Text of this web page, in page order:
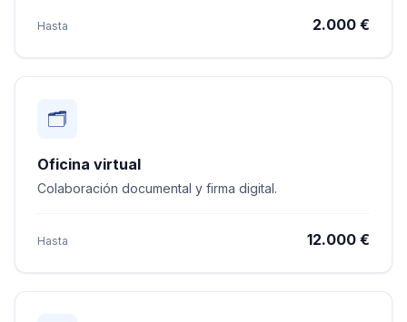
Hasta 2.000 €
🗂️
Oficina virtual
Colaboración documental y firma digital.
Hasta 12.000 €